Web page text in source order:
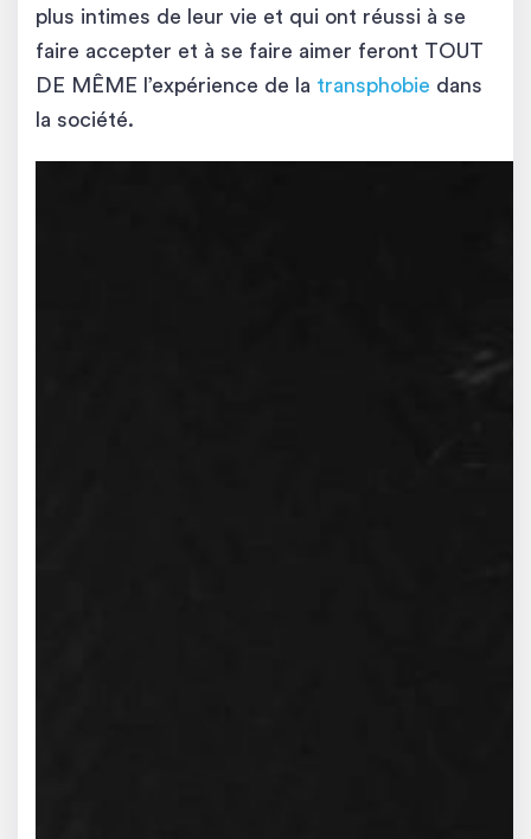
plus intimes de leur vie et qui ont réussi à se
faire accepter et à se faire aimer feront TOUT
DE MÊME l’expérience de la transphobie dans
la société.